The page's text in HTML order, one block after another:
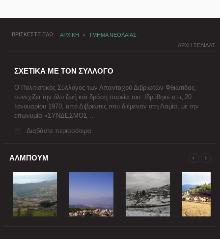
ΒΡΙΣΚΕΣΤΕ ΕΔΩ ΑΡΧΙΚΗ » ΤΜΗΜΑ ΝΕΟΛΑΙΑΣ
ΑΡΧΗ ΣΕΛΙΔΑΣ
ΣΧΕΤΙΚΑ ΜΕ ΤΟΝ ΣΥΛΛΟΓΟ
Ο Πολιτιστικός Σύλλογος των Απανταχού Διβριωτών Φθιώτιδας,
συνεχίζει την όλο ζωή και δράση πορεία του. Ιδρύθηκε στις 20
Ιανουαρίου 1970, από Διβριώτες που διέμεναν στη Λαμία, με την
επωνυμία «ΣΥΝΔΕΣΜΟΣ ...
Διαβάστε περισσότερα
ΑΛΜΠΟΥΜ